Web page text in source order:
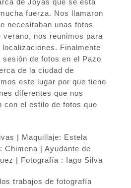
de Joyas que se está
fuerza. Nos llamaron
necesitaban unas fotos
verano, nos reunimos para
Finalmente
de fotos en el Pazo
de la ciudad de
este lugar por que tiene
diferentes que nos
con el estilo de fotos que
| Maquillaje: Estela
Chimena | Ayudante de
| Fotografía : Iago Silva
trabajos de fotografía